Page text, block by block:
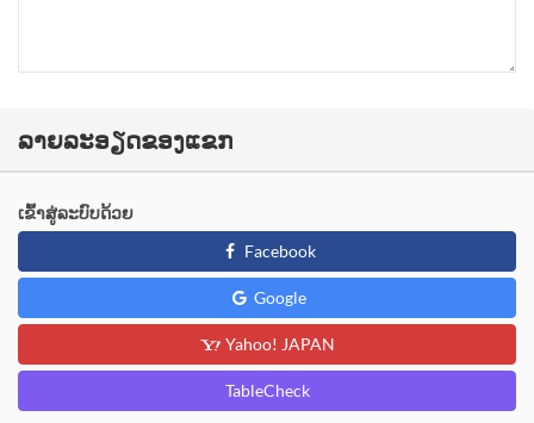
ລາຍລະອຽດຂອງແຂກ
ເຂົ້າສູ່ລະບົບດ້ວຍ
Facebook
Google
Yahoo! JAPAN
TableCheck